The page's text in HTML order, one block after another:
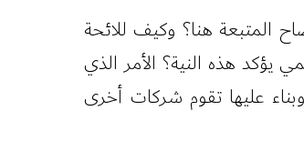
المتبعة هنا؟ وكيف للائحة
هذه النية؟ الأمر الذي
عليها تقوم شركات أخرى